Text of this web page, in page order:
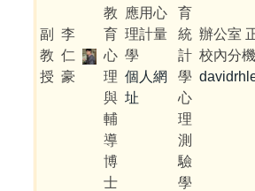
副
教
授
李
仁
豪
教
育
心
理
與
輔
導
博
士
應用心
理計量
學
個人網
址
育
統
計
學
心
理
測
驗
學
辦公室
校內分